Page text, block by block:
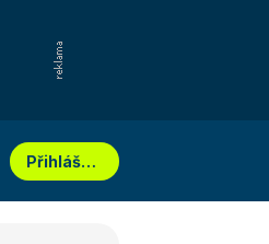
Přihlášení